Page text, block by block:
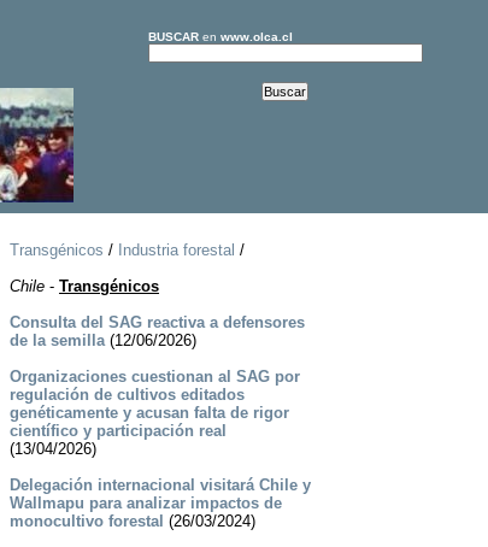
BUSCARen www.olca.cl
Transgénicos / Industria forestal /
Chile- Transgénicos
Consulta del SAG reactiva a defensores
de la semilla(12/06/2026)
Organizaciones cuestionan al SAG por
regulación de cultivos editados
genéticamente y acusan falta de rigor
científico y participación real
(13/04/2026)
Delegación internacional visitará Chile y
Wallmapu para analizar impactos de
monocultivo forestal (26/03/2024)